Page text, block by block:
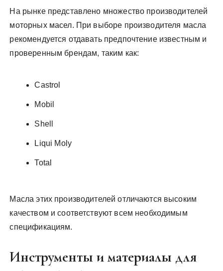
На рынке представлено множество производителей
моторных масел. При выборе производителя масла
рекомендуется отдавать предпочтение известным и
проверенным брендам, таким как:
Castrol
Mobil
Shell
Liqui Moly
Total
Масла этих производителей отличаются высоким
качеством и соответствуют всем необходимым
спецификациям.
Инструменты и материалы для